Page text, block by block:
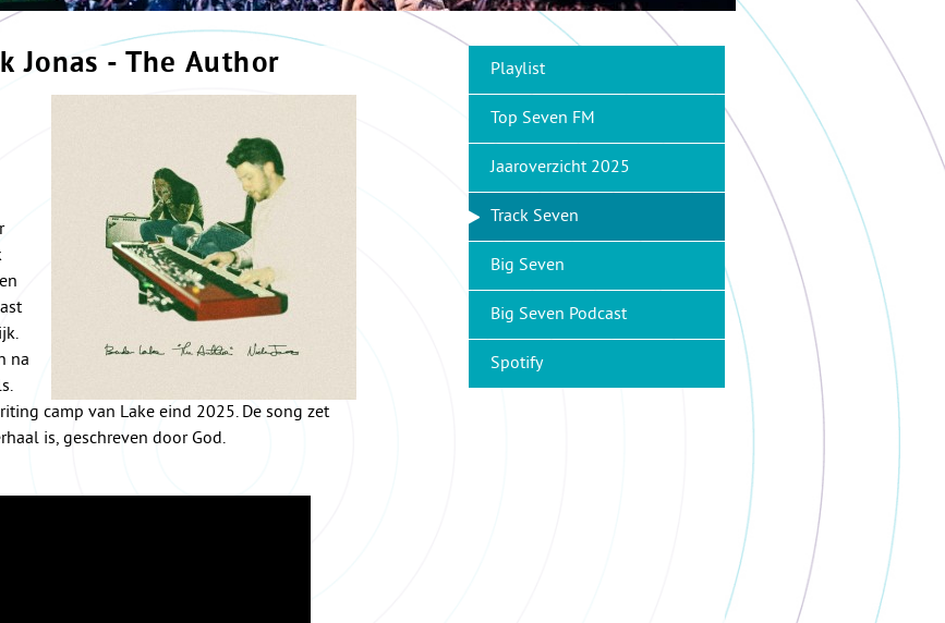
Jonas - The Author
na
camp van Lake eind 2025. De song zet
is, geschreven door God.
Playlist
Top Seven FM
Jaaroverzicht 2025
Track Seven
Big Seven
Big Seven Podcast
Spotify